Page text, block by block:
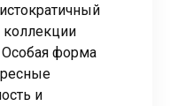
коллекции
Особая форма
и